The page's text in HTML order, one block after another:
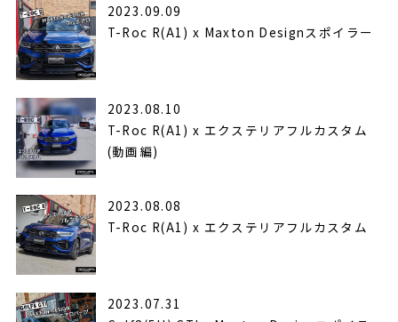
2023.09.09
T-Roc R(A1) x Maxton Designスポイラー
2023.08.10
T-Roc R(A1) x エクステリアフルカスタム
(動画編)
2023.08.08
T-Roc R(A1) x エクステリアフルカスタム
2023.07.31